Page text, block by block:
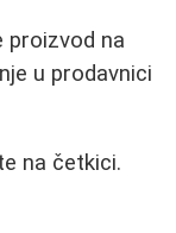
proizvod na
u prodavnici
na četkici.